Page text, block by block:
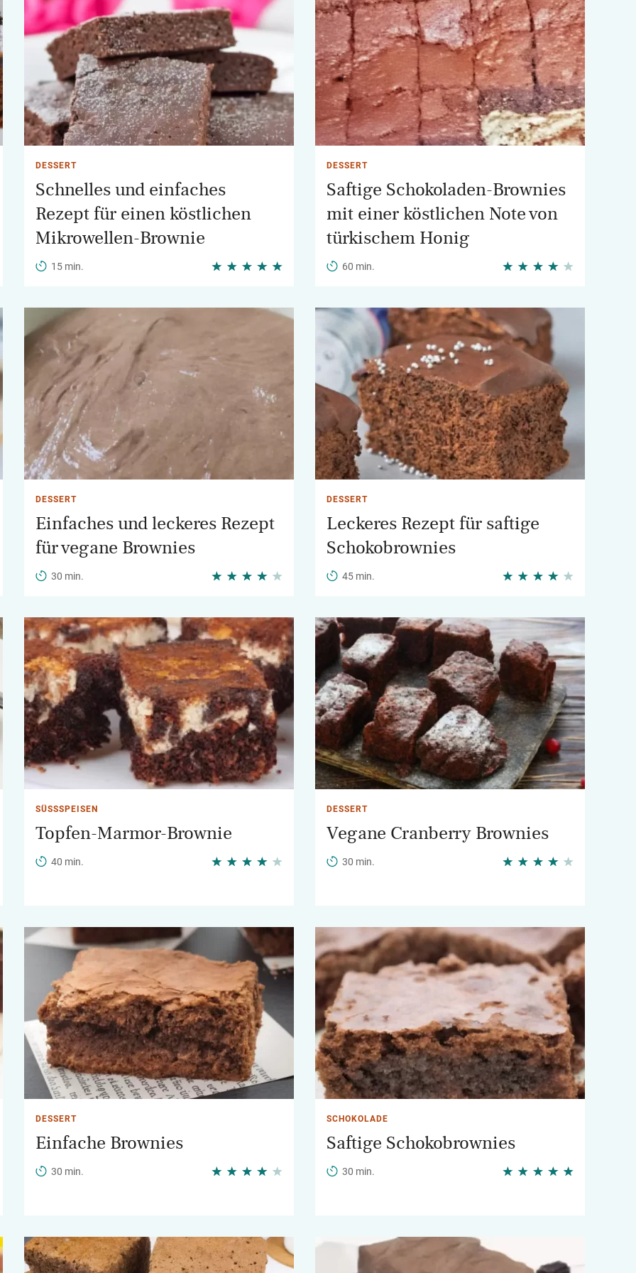
DESSERT
Schnelles und einfaches
Rezept für einen köstlichen
Mikrowellen-Brownie
15 min.
DESSERT
Saftige Schokoladen-Brownies
mit einer köstlichen Note von
türkischem Honig
60 min.
DESSERT
Einfaches und leckeres Rezept
für vegane Brownies
30 min.
DESSERT
Leckeres Rezept für saftige
Schokobrownies
45 min.
SÜSSSPEISEN
Topfen-Marmor-Brownie
40 min.
DESSERT
Vegane Cranberry Brownies
30 min.
DESSERT
Einfache Brownies
30 min.
SCHOKOLADE
Saftige Schokobrownies
30 min.